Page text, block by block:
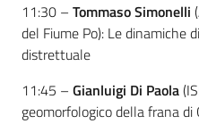
11:30 – Tommaso Simonelli
del Fiume Po): Le dinamiche
distrettuale
11:45 – Gianluigi Di Paola
geomorfologico della frana di